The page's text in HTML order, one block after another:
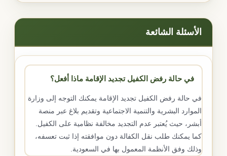
الأسئلة الشائعة
في حالة رفض الكفيل تجديد الإقامة ماذا أفعل؟
في حالة رفض الكفيل تجديد الإقامة يمكنك التوجه إلى وزارة
الموارد البشرية والتنمية الاجتماعية وتقديم بلاغ عبر منصة
أبشر، حيث يُعتبر عدم التجديد مخالفة نظامية على الكفيل.
كما يمكنك طلب نقل الكفالة دون موافقته إذا ثبت تعسفه،
وذلك وفق الأنظمة المعمول بها في السعودية.